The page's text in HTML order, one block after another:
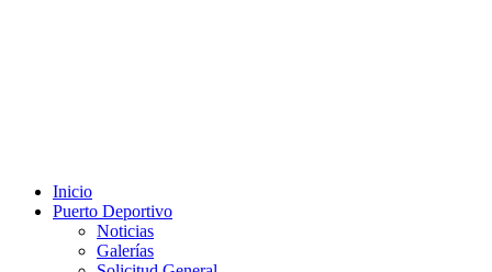
Inicio
Puerto Deportivo
Noticias
Galerías